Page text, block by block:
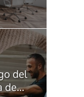
del
de...